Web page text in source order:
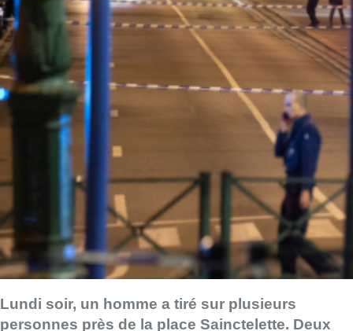
Lundi soir, un homme a tiré sur plusieurs
personnes près de la place Sainctelette. Deux